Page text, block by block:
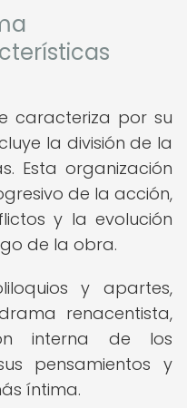
caracteriza por su
la división de la
Esta organización
de la acción,
y la evolución
de la obra.
y apartes,
renacentista,
interna de los
pensamientos y
íntima.